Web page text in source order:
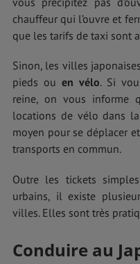
chauffeur qui l’ouvre et
que les tarifs de taxi sont
Sinon, les villes
pieds ou en vélo. Si
reine, on vous informe
locations de vélo dans
moyen pour se déplacer
transports en commun.
Outre les tickets
urbains, il existe
villes. Elles sont très
Conduire au